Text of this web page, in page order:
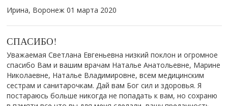
Ирина, Воронеж01 марта 2020
СПАСИБО!
Уважаемая Светлана Евгеньевна низкий поклон и огромное
спасибо Вам и вашим врачам Наталье Анатольевне, Марине
Николаевне, Наталье Владимировне, всем медицинским
сестрам и санитарочкам. Дай вам Бог сил и здоровья. Я
постараюсь больше никогда не попадать к вам, но сохраню